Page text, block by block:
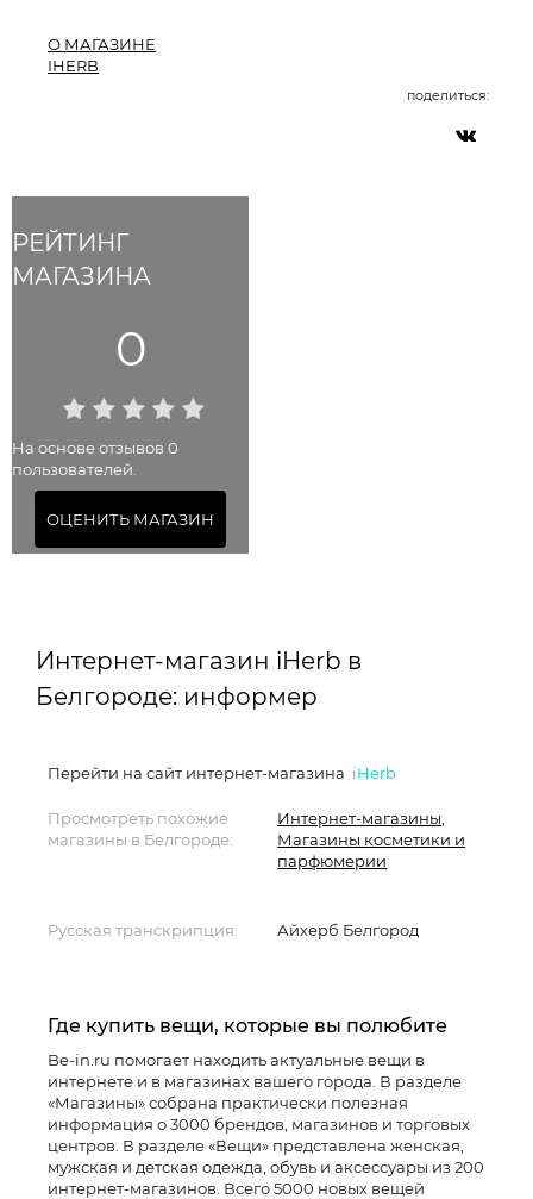
РЕЙТИНГ
МАГАЗИНА
0
На основе отзывов 0
пользователей.
ОЦЕНИТЬ МАГАЗИН
О МАГАЗИНЕ
IHERB
поделиться:
Интернет-магазин iHerb в
Белгороде: информер
Перейти на сайт интернет-магазина iHerb
Просмотреть похожие
магазины в Белгороде:
Интернет-магазины
Магазины косметики и
парфюмерии
Русская транскрипция: Айхерб Белгород
Где купить вещи, которые вы полюбите
Be-in.ru помогает находить актуальные вещи в
интернете и в магазинах вашего города. В разделе
«Магазины» собрана практически полезная
информация о 3000 брендов, магазинов и торговых
центров. В разделе «Вещи» представлена женская,
мужская и детская одежда, обувь и аксессуары из 200
интернет-магазинов. Всего 5000 новых вещей